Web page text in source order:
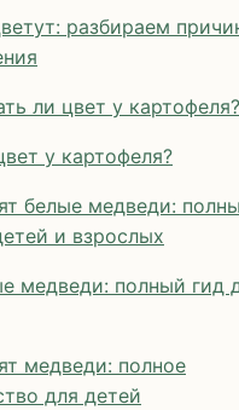
разбираем
у картофеля?
медведи: полный гид